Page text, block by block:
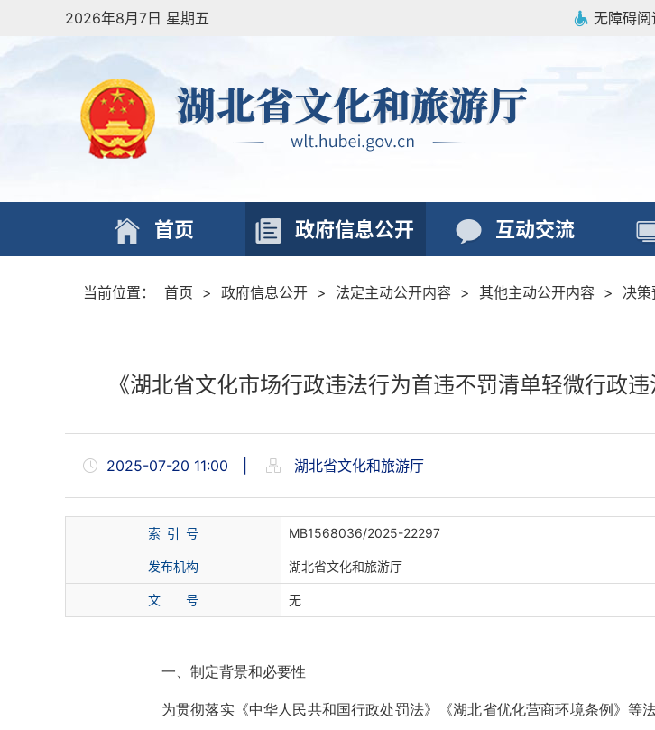
2026年8月7日 星期五 无障碍阅
首页 政府信息公开 互动交流
当前位置： 首页 > 政府信息公开 > 法定主动公开内容 > 其他主动公开内容 > 决
《湖北省文化市场行政违法行为首违不罚清单轻微行政
2025-07-20 11:00 湖北省文化和旅游厅
索 引 号 MB1568036/2025-22297
发布机构 湖北省文化和旅游厅
文 号 无
一、制定背景和必要性
为贯彻落实《中华人民共和国行政处罚法》《湖北省优化营商环境条例》